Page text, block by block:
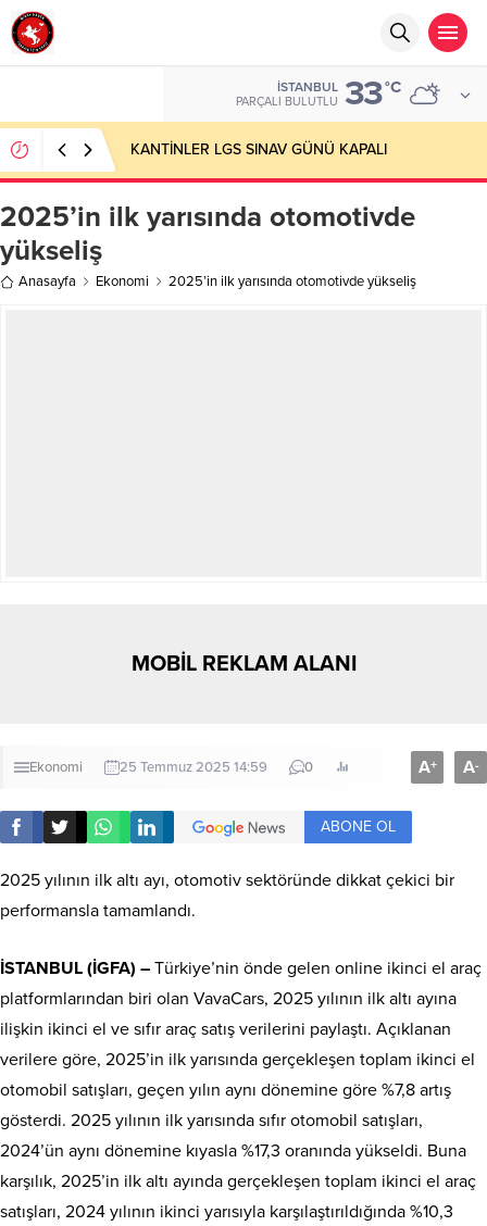
İSTANBUL
PARÇALI BULUTLU 33°C
KANTİNLER LGS SINAV GÜNÜ KAPALI
2025’in ilk yarısında otomotivde
yükseliş
Anasayfa Ekonomi 2025’in ilk yarısında otomotivde yükseliş
MOBİL REKLAM ALANI
Ekonomi 25 Temmuz 2025 14:59 0 A+ A-
ABONE OL
2025 yılının ilk altı ayı, otomotiv sektöründe dikkat çekici bir
performansla tamamlandı.
İSTANBUL (İGFA) – Türkiye’nin önde gelen online ikinci el araç
platformlarından biri olan VavaCars, 2025 yılının ilk altı ayına
ilişkin ikinci el ve sıfır araç satış verilerini paylaştı. Açıklanan
verilere göre, 2025’in ilk yarısında gerçekleşen toplam ikinci el
otomobil satışları, geçen yılın aynı dönemine göre %7,8 artış
gösterdi. 2025 yılının ilk yarısında sıfır otomobil satışları,
2024’ün aynı dönemine kıyasla %17,3 oranında yükseldi. Buna
karşılık, 2025’in ilk altı ayında gerçekleşen toplam ikinci el araç
satışları, 2024 yılının ikinci yarısıyla karşılaştırıldığında %10,3